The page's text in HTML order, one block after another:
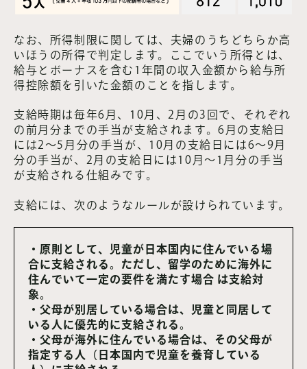
なお、所得制限に関しては、夫婦のうちどちらか高
いほうの所得で判定します。ここでいう所得とは、
給与とボーナスを含む1年間の収入金額から給与所
得控除額を引いた金額のことを指します。
支給時期は毎年6月、10月、2月の3回で、それぞれ
の前月分までの手当が支給されます。6月の支給日
には2～5月分の手当が、10月の支給日には6～9月
分の手当が、2月の支給日には10月～1月分の手当
が支給される仕組みです。
支給には、次のようなルールが設けられています。
・原則として、児童が日本国内に住んでいる場
合に支給される。ただし、留学のために海外に
住んでいて一定の要件を満たす場合 は支給対
象。
・父母が別居している場合は、児童と同居して
いる人に優先的に支給される。
・父母が海外に住んでいる場合は、その父母が
指定する人（日本国内で児童を養育している